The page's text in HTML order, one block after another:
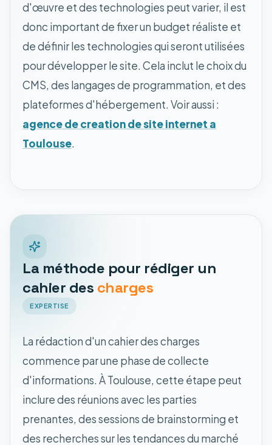
d'œuvre et des technologies peut varier, il est
donc important de fixer un budget réaliste et
de définir les technologies qui seront utilisées
pour développer le site. Cela inclut le choix du
CMS, des langages de programmation, et des
plateformes d'hébergement. Voir aussi :
agence de creation de site internet a
Toulouse.
La méthode pour rédiger un
cahier des charges
EXPERTISE
La rédaction d'un cahier des charges
commence par une phase de collecte
d'informations. À Toulouse, cette étape peut
inclure des réunions avec les parties
prenantes, des sessions de brainstorming et
des recherches sur les tendances du marché